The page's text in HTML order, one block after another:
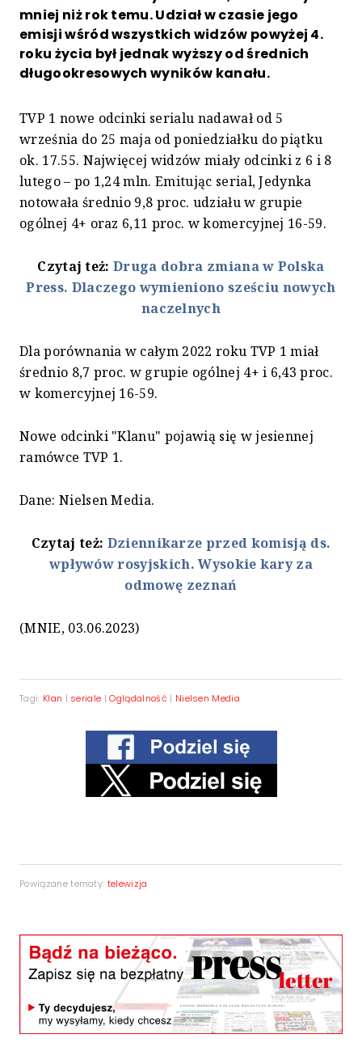
mniej niż rok temu. Udział w czasie jego
emisji wśród wszystkich widzów powyżej 4.
roku życia był jednak wyższy od średnich
długookresowych wyników kanału.
TVP 1 nowe odcinki serialu nadawał od 5
września do 25 maja od poniedziałku do piątku
ok. 17.55. Najwięcej widzów miały odcinki z 6 i 8
lutego – po 1,24 mln. Emitując serial, Jedynka
notowała średnio 9,8 proc. udziału w grupie
ogólnej 4+ oraz 6,11 proc. w komercyjnej 16-59.
Czytaj też:Druga dobra zmiana w Polska
Press. Dlaczego wymieniono sześciu nowych
naczelnych
Dla porównania w całym 2022 roku TVP 1 miał
średnio 8,7 proc. w grupie ogólnej 4+ i 6,43 proc.
w komercyjnej 16-59.
Nowe odcinki "Klanu" pojawią się w jesiennej
ramówce TVP 1.
Dane: Nielsen Media.
Czytaj też: Dziennikarze przed komisją ds.
wpływów rosyjskich. Wysokie kary za
odmowę zeznań
(MNIE, 03.06.2023)
Tagi: Klan | seriale |Oglądalność | Nielsen Media
Powiązane tematy: telewizja